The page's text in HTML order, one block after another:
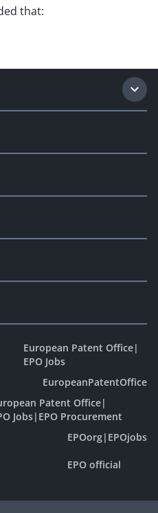
that:
European Patent Office|
EPO Jobs
EuropeanPatentOffice
Patent Office|
Jobs| EPO Procurement
EPOorg| EPOjobs
EPO official